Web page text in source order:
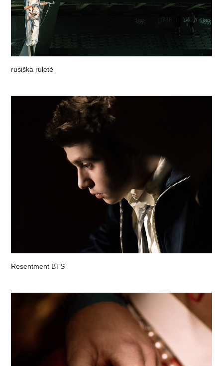
rusiška ruletė
Resentment BTS